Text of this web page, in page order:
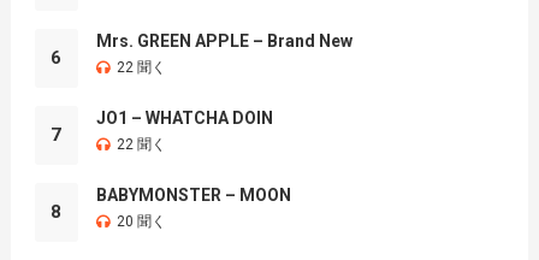
6
Mrs. GREEN APPLE – Brand New
22 聞く
7
JO1 – WHATCHA DOIN
22 聞く
8
BABYMONSTER – MOON
20 聞く